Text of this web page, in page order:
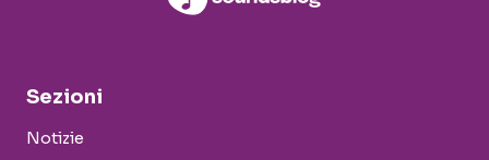
Sezioni
Notizie